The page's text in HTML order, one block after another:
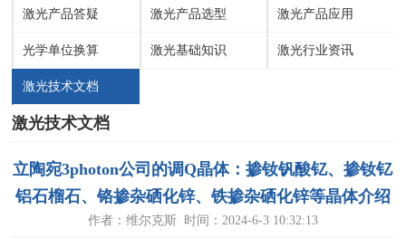
激光产品答疑 激光产品选型 激光产品应用
光学单位换算 激光基础知识 激光行业资讯
激光技术文档
激光技术文档
立陶宛3photon公司的调Q晶体：掺钕钒酸钇、掺钕钇
铝石榴石、铬掺杂硒化锌、铁掺杂硒化锌等晶体介绍
作者：维尔克斯 时间：2024-6-3 10:32:13